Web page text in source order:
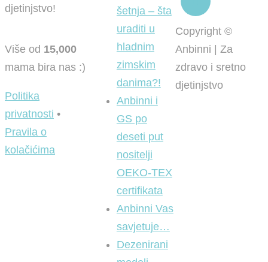
djetinjstvo!
Više od 15,000
mama bira nas :)
Politika
privatnosti •
Pravila o
kolačićima
šetnja – šta
uraditi u
hladnim
zimskim
danima?!
Anbinni i
GS po
deseti put
nositelji
OEKO-TEX
certifikata
Anbinni Vas
savjetuje…
Dezenirani
Copyright ©
Anbinni | Za
zdravo i sretno
djetinjstvo